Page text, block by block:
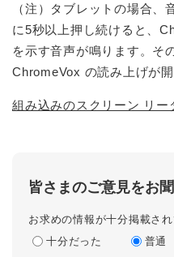
（注）タブレットの場合
に5秒以上押し続けると、
を示す音声が鳴ります。そ
ChromeVox の読み上げが開
組み込みのスクリーン リー
皆さまのご意見をお
お求めの情報が十分掲載さ
十分だった
普通